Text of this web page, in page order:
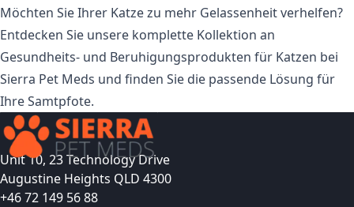
Möchten Sie Ihrer Katze zu mehr Gelassenheit verhelfen?
Entdecken Sie unsere komplette Kollektion an
Gesundheits- und Beruhigungsprodukten für Katzen bei
Sierra Pet Meds und finden Sie die passende Lösung für
Ihre Samtpfote.
Unit 10, 23 Technology Drive
Augustine Heights QLD 4300
+46 72 149 56 88